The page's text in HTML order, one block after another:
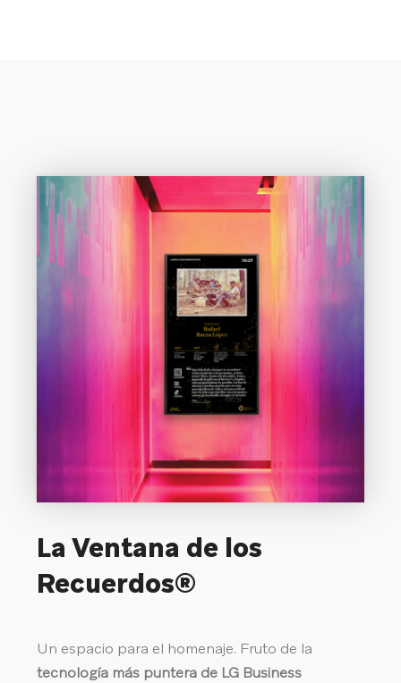
La Ventana de los
Recuerdos®
Un espacio para el homenaje. Fruto de la
tecnología más puntera de LG Business